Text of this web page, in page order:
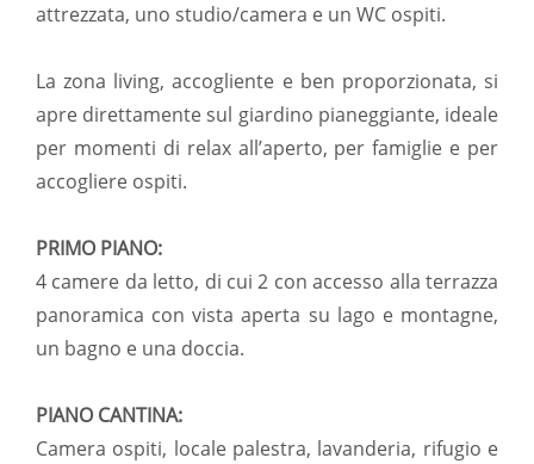
attrezzata, uno studio/camera e un WC ospiti.
La zona living, accogliente e ben proporzionata, si
apre direttamente sul giardino pianeggiante, ideale
per momenti di relax all’aperto, per famiglie e per
accogliere ospiti.
PRIMO PIANO:
4 camere da letto, di cui 2 con accesso alla terrazza
panoramica con vista aperta su lago e montagne,
un bagno e una doccia.
PIANO CANTINA:
Camera ospiti, locale palestra, lavanderia, rifugio e